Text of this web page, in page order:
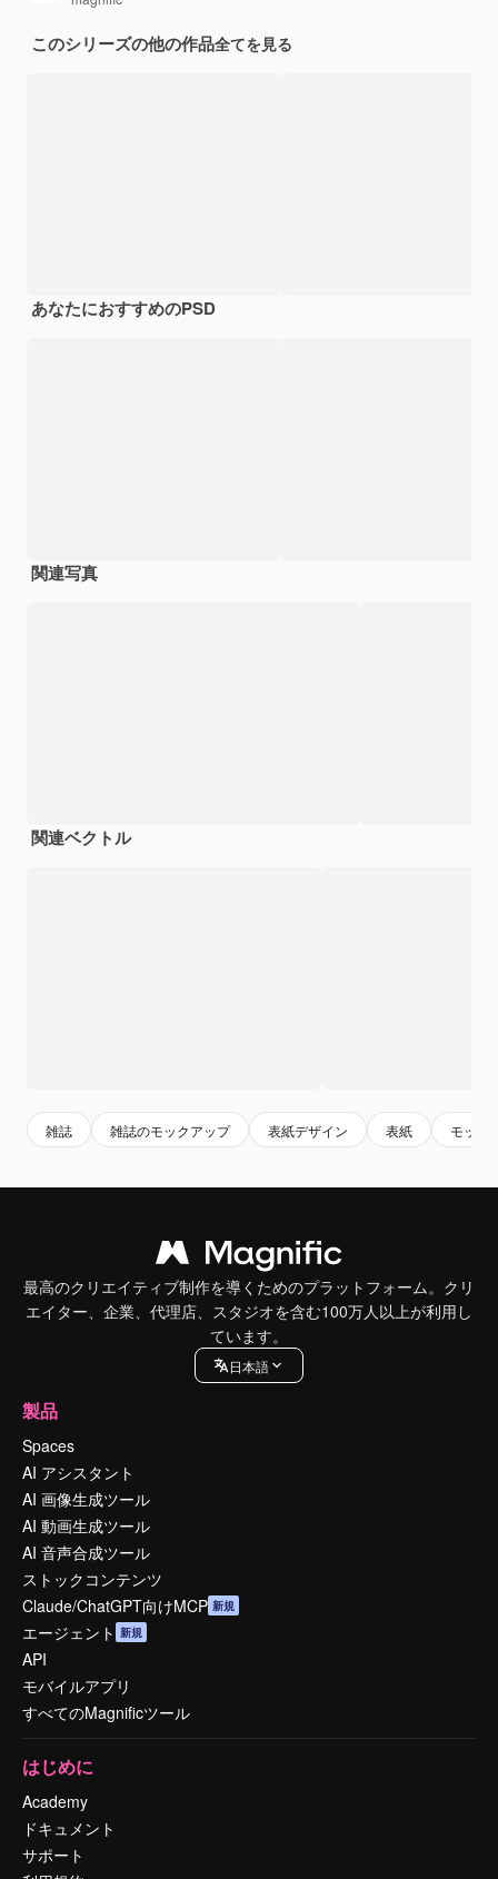
このシリーズの他の作品全てを見る
あなたにおすすめのPSD
関連写真
関連ベクトル
雑誌 雑誌のモックアップ 表紙デザイン 表紙 モック
最高のクリエイティブ制作を導くためのプラットフォーム。クリ
エイター、企業、代理店、スタジオを含む100万人以上が利用し
ています。
日本語
製品
Spaces
AI アシスタント
AI 画像生成ツール
AI 動画生成ツール
AI 音声合成ツール
ストックコンテンツ
Claude/ChatGPT向けMCP 新規
エージェント 新規
API
モバイルアプリ
すべてのMagnificツール
はじめに
Academy
ドキュメント
サポート